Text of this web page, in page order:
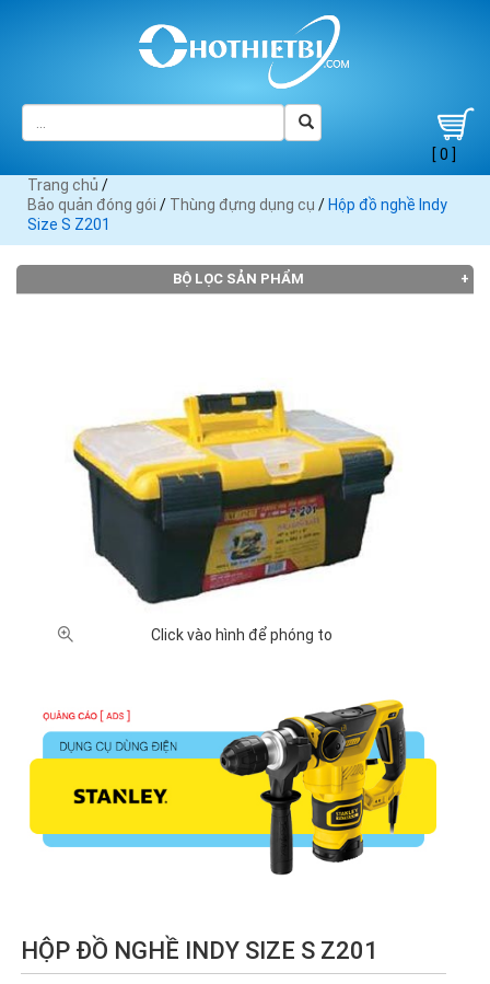
[ 0 ]
Trang chủ /
Bảo quản đóng gói / Thùng đựng dụng cụ / Hộp đồ nghề Indy
Size S Z201
BỘ LỌC SẢN PHẨM
Click vào hình để phóng to
HỘP ĐỒ NGHỀ INDY SIZE S Z201